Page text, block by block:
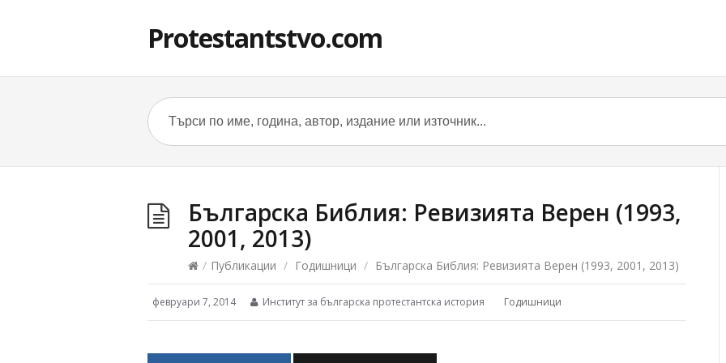
Protestantstvo.com
Българска Библия: Ревизията Верен (1993,
2001, 2013)
/ Публикации / Годишници / Българска Библия: Ревизията Верен (1993, 2001, 2013)
февруари 7, 2014 Институт за българска протестантска история Годишници